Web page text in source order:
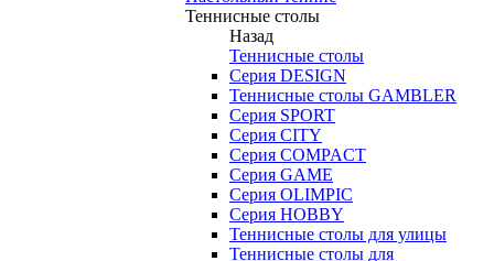
Теннисные столы
Назад
Теннисные столы
Серия DESIGN
Теннисные столы GAMBLER
Серия SPORT
Серия CITY
Серия COMPACT
Серия GAME
Серия OLIMPIC
Серия HOBBY
Теннисные столы для улицы
Теннисные столы для